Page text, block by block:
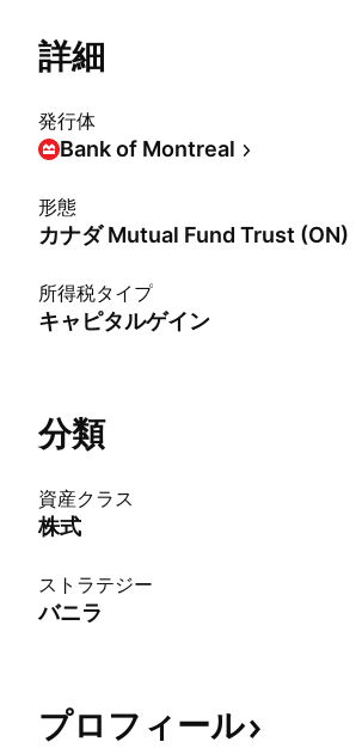
詳細
発行体
Bank of Montreal
形態
カナダ Mutual Fund Trust (ON)
所得税タイプ
キャピタルゲイン
分類
資産クラス
株式
ストラテジー
バニラ
プロフィール